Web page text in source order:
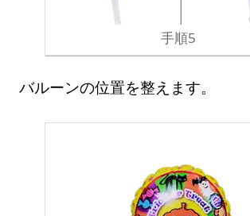
手順5
バルーンの位置を整えます。